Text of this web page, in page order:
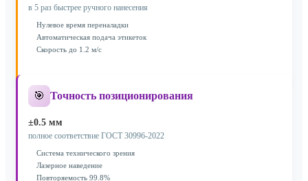
в 5 раз быстрее ручного нанесения
Нулевое время переналадки
Автоматическая подача этикеток
Скорость до 1.2 м/с
🎯 Точность позиционирования
±0.5 мм
полное соответствие ГОСТ 30996-2022
Система технического зрения
Лазерное наведение
Повторяемость 99.8%